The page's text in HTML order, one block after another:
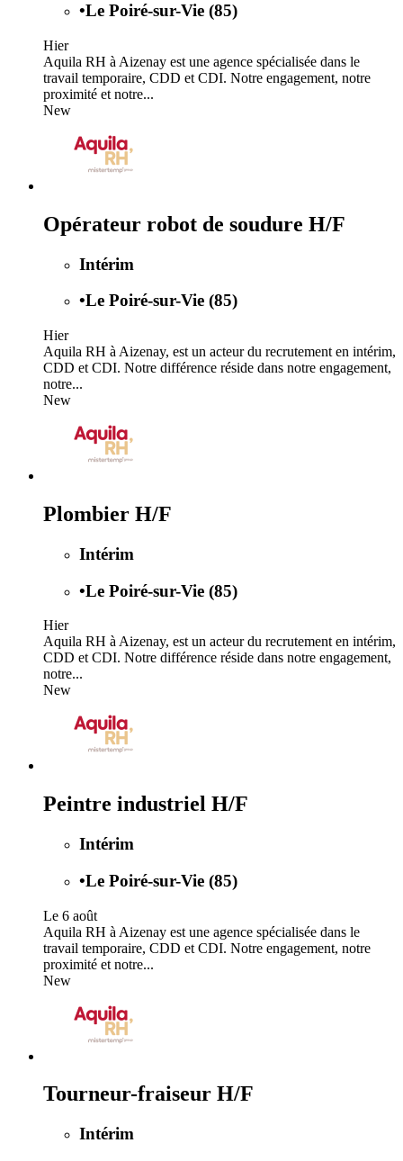
•Le Poiré-sur-Vie (85)
Hier
Aquila RH à Aizenay est une agence spécialisée dans le
travail temporaire, CDD et CDI. Notre engagement, notre
proximité et notre...
New
Opérateur robot de soudure H/F
Intérim
•Le Poiré-sur-Vie (85)
Hier
Aquila RH à Aizenay, est un acteur du recrutement en intérim,
CDD et CDI. Notre différence réside dans notre engagement,
notre...
New
Plombier H/F
Intérim
•Le Poiré-sur-Vie (85)
Hier
Aquila RH à Aizenay, est un acteur du recrutement en intérim,
CDD et CDI. Notre différence réside dans notre engagement,
notre...
New
Peintre industriel H/F
Intérim
•Le Poiré-sur-Vie (85)
Le 6 août
Aquila RH à Aizenay est une agence spécialisée dans le
travail temporaire, CDD et CDI. Notre engagement, notre
proximité et notre...
New
Tourneur-fraiseur H/F
Intérim